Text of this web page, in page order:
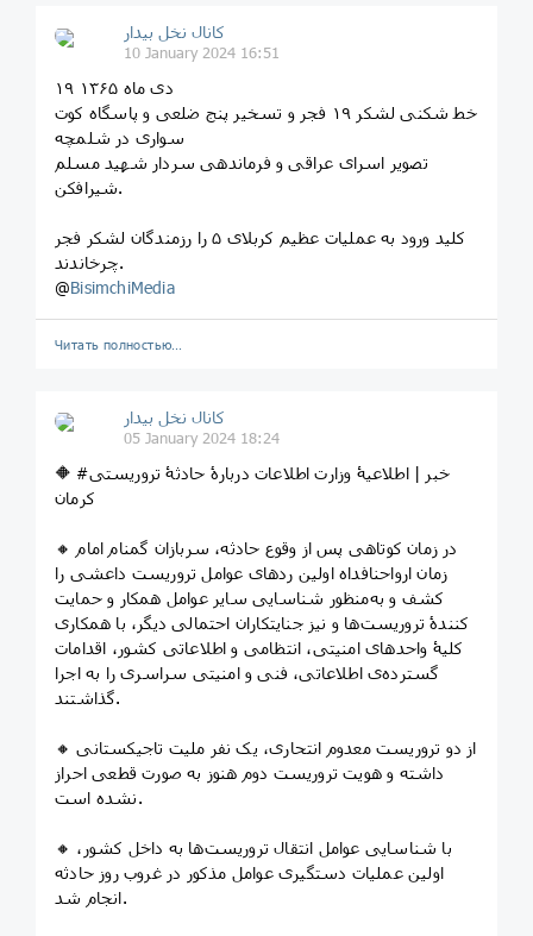
کانال نخل بیدار
10 January 2024 16:51
۱۹ دی ماه ۱۳۶۵
خط شکنی لشکر ۱۹ فجر و تسخیر پنج ضلعی و پاسگاه کوت
سواری در شلمچه
تصویر اسرای عراقی و فرماندهی سردار شهید مسلم
شیرافکن.
کلید ورود به عملیات عظیم کربلای ۵ را رزمندگان لشکر فجر
چرخاندند.
@BisimchiMedia
Читать полностью…
کانال نخل بیدار
05 January 2024 18:24
🔶 #خبر | اطلاعیۀ وزارت اطلاعات دربارۀ حادثۀ تروریستی
کرمان
🔸 در زمان کوتاهی پس از وقوع حادثه‌، سربازان گمنام امام
زمان ارواحنافداه اولین ردهای عوامل تروریست داعشی را
کشف و به‌منظور شناسایی سایر عوامل همکار و حمایت
کنندۀ تروریست‌ها و نیز جنایتکاران احتمالی دیگر، با همکاری
کلیۀ واحدهای امنیتی، انتظامی و اطلاعاتی کشور، اقدامات
گسترده‌ی اطلاعاتی، فنی و امنیتی سراسری را به اجرا
گذاشتند.
🔸 از دو تروریست معدوم انتحاری، یک نفر ملیت تاجیکستانی
داشته و هویت تروریست دوم هنوز به صورت قطعی احراز
نشده است.
🔸 با شناسایی عوامل انتقال تروریست‌ها به داخل کشور،
اولین عملیات دستگیری عوامل مذکور در غروب روز حادثه
انجام شد.